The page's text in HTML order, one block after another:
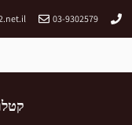
03-9302579